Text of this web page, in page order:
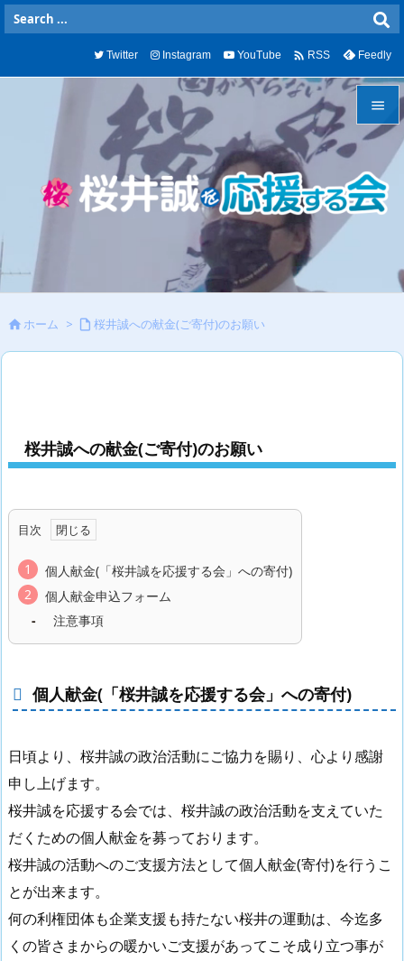


メニュ

サイド
検索
Twitter Instagram YouTube  RSS Feedly
 ホーム >  桜井誠への献金(ご寄付)のお願い
桜井誠への献金(ご寄付)のお願い
目次
個人献金(「桜井誠を応援する会」への寄付)
個人献金申込フォーム
注意事項
個人献金(「桜井誠を応援する会」への寄付)
日頃より、桜井誠の政治活動にご協力を賜り、心より感謝
申し上げます。
桜井誠を応援する会では、桜井誠の政治活動を支えていた
だくための個人献金を募っております。
桜井誠の活動へのご支援方法として個人献金(寄付)を行うこ
とが出来ます。
何の利権団体も企業支援も持たない桜井の運動は、今迄多
くの皆さまからの暖かいご支援があってこそ成り立つ事が